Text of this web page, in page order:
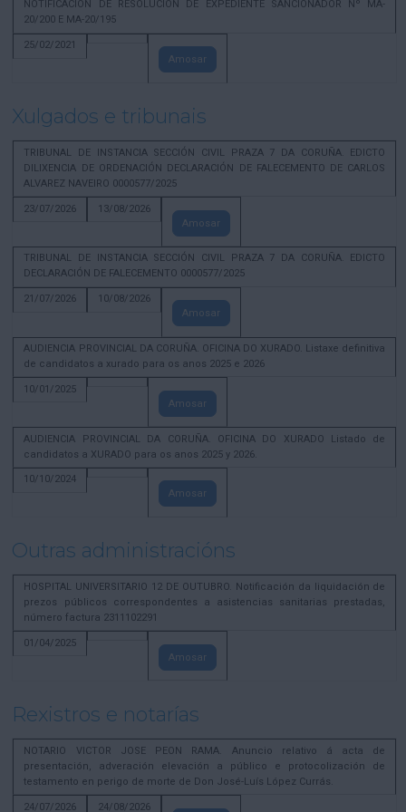
NOTIFICACION DE RESOLUCION DE EXPEDIENTE SANCIONADOR Nº MA-
20/200 E MA-20/195
25/02/2021
Amosar
Xulgados e tribunais
TRIBUNAL DE INSTANCIA SECCIÓN CIVIL PRAZA 7 DA CORUÑA. EDICTO
DILIXENCIA DE ORDENACIÓN DECLARACIÓN DE FALECEMENTO DE CARLOS
ALVAREZ NAVEIRO 0000577/2025
23/07/2026
13/08/2026
Amosar
TRIBUNAL DE INSTANCIA SECCIÓN CIVIL PRAZA 7 DA CORUÑA. EDICTO
DECLARACIÓN DE FALECEMENTO 0000577/2025
21/07/2026
10/08/2026
Amosar
AUDIENCIA PROVINCIAL DA CORUÑA. OFICINA DO XURADO. Listaxe definitiva
de candidatos a xurado para os anos 2025 e 2026
10/01/2025
Amosar
AUDIENCIA PROVINCIAL DA CORUÑA. OFICINA DO XURADO Listado de
candidatos a XURADO para os anos 2025 y 2026.
10/10/2024
Amosar
Outras administracións
HOSPITAL UNIVERSITARIO 12 DE OUTUBRO. Notificación da liquidación de
prezos públicos correspondentes a asistencias sanitarias prestadas,
número factura 2311102291
01/04/2025
Amosar
Rexistros e notarías
NOTARIO VICTOR JOSE PEON RAMA. Anuncio relativo á acta de
presentación, adveración elevación a público e protocolización de
testamento en perigo de morte de Don José-Luís López Currás.
24/07/2026
24/08/2026